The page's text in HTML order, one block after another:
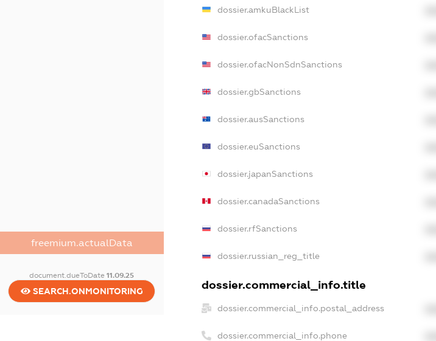
freemium.actualData
document.dueToDate11.09.25
SEARCH.ONMONITORING
dossier.amkuBlackList
dossier.ofacSanctions
dossier.ofacNonSdnSanctions
dossier.gbSanctions
dossier.ausSanctions
dossier.euSanctions
dossier.japanSanctions
dossier.canadaSanctions
dossier.rfSanctions
dossier.russian_reg_title
dossier.commercial_info.title
dossier.commercial_info.postal_address
dossier.commercial_info.phone